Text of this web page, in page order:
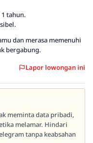
tahun.
dan merasa memenuhi
bergabung.
Lapor lowongan ini
meminta data pribadi,
melamar. Hindari
tanpa keabsahan